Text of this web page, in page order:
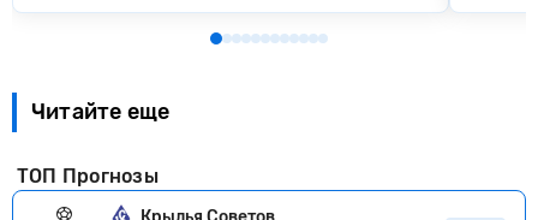
Читайте еще
ТОП Прогнозы